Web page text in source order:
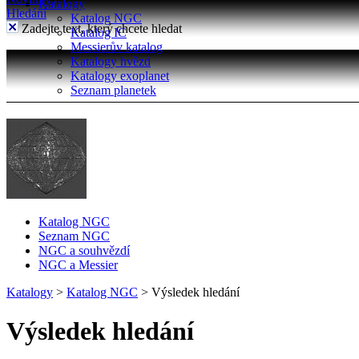
Katalogy
Katalog NGC
Katalog IC
Messierův katalog
Katalogy hvězd
Katalogy exoplanet
Seznam planetek
Hledání
Zadejte text, který chcete hledat
Katalog NGC
Seznam NGC
NGC a souhvězdí
NGC a Messier
Katalogy > Katalog NGC > Výsledek hledání
Výsledek hledání